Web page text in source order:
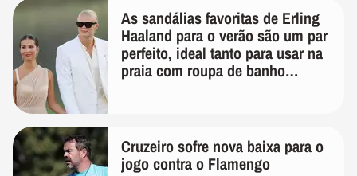
As sandálias favoritas de Erling
Haaland para o verão são um par
perfeito, ideal tanto para usar na
praia com roupa de banho
Cruzeiro sofre nova baixa para o
jogo contra o Flamengo